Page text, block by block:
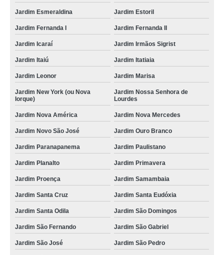
Jardim Esmeraldina Jardim Estoril
Jardim Fernanda I Jardim Fernanda II
Jardim Icaraí Jardim Irmãos Sigrist
Jardim Itaiú Jardim Itatiaia
Jardim Leonor Jardim Marisa
Jardim New York (ou Nova
Iorque)
Jardim Nossa Senhora de
Lourdes
Jardim Nova América Jardim Nova Mercedes
Jardim Novo São José Jardim Ouro Branco
Jardim Paranapanema Jardim Paulistano
Jardim Planalto Jardim Primavera
Jardim Proença Jardim Samambaia
Jardim Santa Cruz Jardim Santa Eudóxia
Jardim Santa Odila Jardim São Domingos
Jardim São Fernando Jardim São Gabriel
Jardim São José Jardim São Pedro